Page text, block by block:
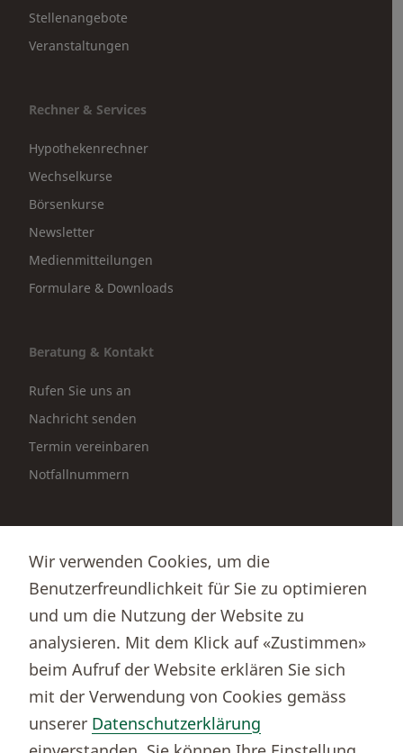
Stellenangebote
Veranstaltungen
Rechner & Services
Hypothekenrechner
Wechselkurse
Börsenkurse
Newsletter
Medienmitteilungen
Formulare & Downloads
Beratung & Kontakt
Rufen Sie uns an
Nachricht senden
Termin vereinbaren
Notfallnummern
Börsenportal Yourmoney
Thurgauer Kantonalbank
Bankenclearingnr.
784
BIC (SWIFT)
KBTGCH22
Wir verwenden Cookies, um die
Benutzerfreundlichkeit für Sie zu optimieren
und um die Nutzung der Website zu
analysieren. Mit dem Klick auf «Zustimmen»
beim Aufruf der Website erklären Sie sich
mit der Verwendung von Cookies gemäss
unserer Datenschutzerklärung